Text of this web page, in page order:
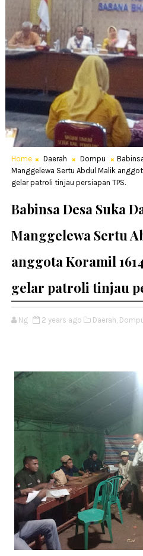
Home Daerah Dompu
Manggelewa Sertu Abdul Malik
gelar patroli tinjau persiapan TPS.
Babinsa Desa Suka
Manggelewa Sertu
anggota Koramil
gelar patroli tinjau
Ng 2 years ago Daerah,